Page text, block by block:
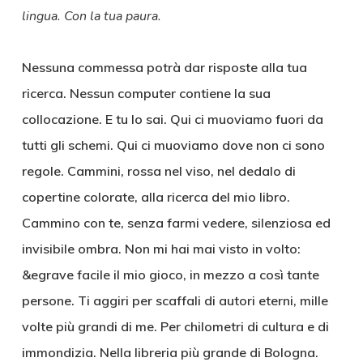
lingua. Con la tua paura.
Nessuna commessa potrà dar risposte alla tua
ricerca. Nessun computer contiene la sua
collocazione. E tu lo sai. Qui ci muoviamo fuori da
tutti gli schemi. Qui ci muoviamo dove non ci sono
regole. Cammini, rossa nel viso, nel dedalo di
copertine colorate, alla ricerca del mio libro.
Cammino con te, senza farmi vedere, silenziosa ed
invisibile ombra. Non mi hai mai visto in volto:
&egrave facile il mio gioco, in mezzo a così tante
persone. Ti aggiri per scaffali di autori eterni, mille
volte più grandi di me. Per chilometri di cultura e di
immondizia. Nella libreria più grande di Bologna.